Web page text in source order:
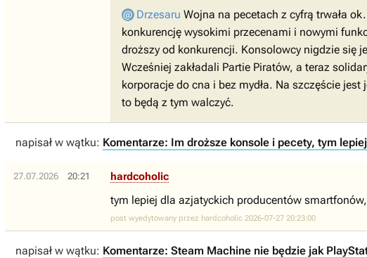
Drzesaru Wojna na pecetach z cyfrą trwała
konkurencję wysokimi przecenami i nowymi
droższy od konkurencji. Konsolowcy nigdzie się
Wcześniej zakładali Partie Piratów, a teraz
korporacje do cna i bez mydła. Na szczęście
to będą z tym walczyć.
napisał w wątku: Komentarze: Im droższe konsole i pecety, tym
27.07.2026 20:21 hardcoholic
tym lepiej dla azjatyckich producentów
post wyedytowany przez hardcoholic 2026-07-27 20:23:00
napisał w wątku: Komentarze: Steam Machine nie będzie jak